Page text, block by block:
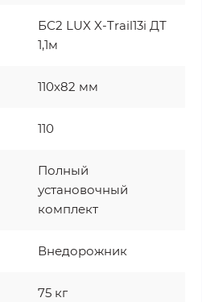
БС2 LUX X-Trail13i ДТ
1,1м
110х82 мм
110
Полный
установочный
комплект
Внедорожник
75 кг